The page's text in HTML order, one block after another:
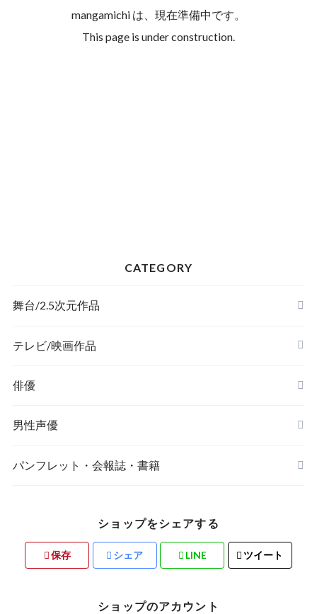
mangamichi は、現在準備中です。
This page is under construction.
CATEGORY
舞台/2.5次元作品
舞台『刀剣乱舞』
ミュージカル『刀剣乱舞』
ミュージカル『テニスの王子様』
MANKAI STAGE『A3!(エースリー)』
テレビ/映画作品
俳優
か行
男性声優
Kiramune
あ行
パンフレット・会報誌・書籍
男性声優
ショップをシェアする
保存 シェア LINE ツイート
ショップのアカウント